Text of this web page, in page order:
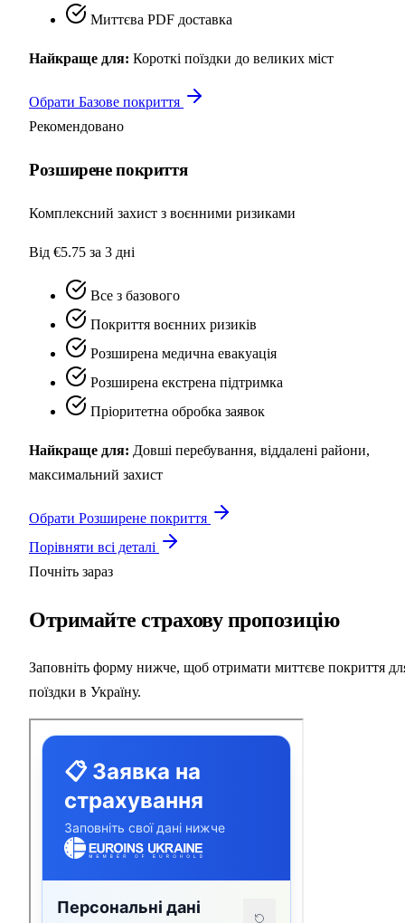
Миттєва PDF доставка
Найкраще для: Короткі поїздки до великих міст
Обрати Базове покриття
Рекомендовано
Розширене покриття
Комплексний захист з воєнними ризиками
Від €5.75 за 3 дні
Все з базового
Покриття воєнних ризиків
Розширена медична евакуація
Розширена екстрена підтримка
Пріоритетна обробка заявок
Найкраще для: Довші перебування, віддалені райони,
максимальний захист
Обрати Розширене покриття
Порівняти всі деталі
Почніть зараз
Отримайте страхову пропозицію
Заповніть форму нижче, щоб отримати миттєве покриття
поїздки в Україну.